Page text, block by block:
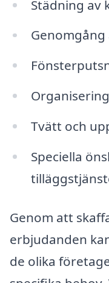
Städning av
Tvätt och
Speciella
Genom att
erbjudanden
de olika